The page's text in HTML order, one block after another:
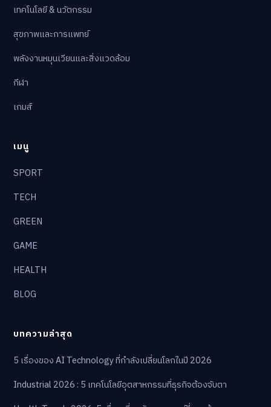
เทคโนโลยี & นวัตกรรม
สุขภาพและการแพทย์
พลังงานหมุนเวียนและสิ่งแวดล้อม
กีฬา
เกมส์
เมนู
SPORT
TECH
GREEN
GAME
HEALTH
BLOG
บทความล่าสุด
5 เรื่องของ AI Technology ที่กำลังเปลี่ยนโลกในปี 2026
Industrial 2026 : 5 เทคโนโลยีอุตสาหกรรมที่ธุรกิจต้องจับตา